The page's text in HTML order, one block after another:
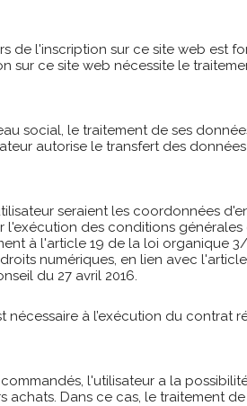
de l'inscription sur ce site web est
sur ce site web nécessite le
social, le traitement de ses
autorise le transfert des
seraient les coordonnées
l'exécution des conditions
à l'article 19 de la loi organique
numériques, en lien avec
du 27 avril 2016.
à l’exécution du contrat
l'utilisateur a la
achats. Dans ce cas, le traitement